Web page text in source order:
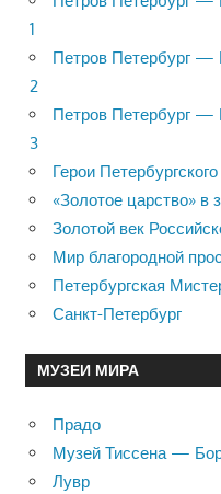
1
Петров Петербург
2
Петров Петербург
3
Герои
«Золотое царство» в
Золотой век
Мир благородной
Петербургская
Санкт-Петербург
МУЗЕИ МИРА
Прадо
Музей Тиссена —
Лувр